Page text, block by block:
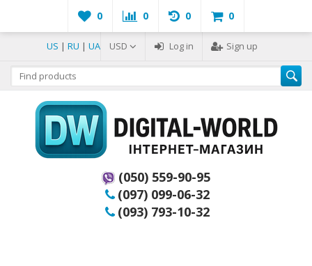
0 0 0 0
US | RU | UA USD Log in Sign up
(050) 559-90-95
(097) 099-06-32
(093) 793-10-32